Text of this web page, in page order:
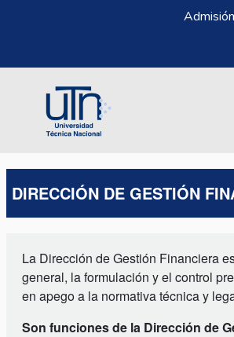
MenúAdmisión
DIRECCIÓN DE GESTIÓN
La Dirección de Gestión Financiera
general, la formulación y el control
en apego a la normativa técnica y
Son funciones de la Dirección de